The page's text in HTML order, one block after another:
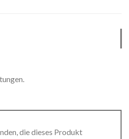
die dieses Produkt